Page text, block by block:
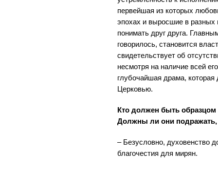
первейшая из которых
эпохах и выросшие в разных
понимать друг друга.
говорилось, становится
свидетельствует об
несмотря на наличие всей
глубочайшая драма, которая
Церковью.
Кто должен быть
Должны ли они подражать,
– Безусловно, духовенство
благочестия для мирян.